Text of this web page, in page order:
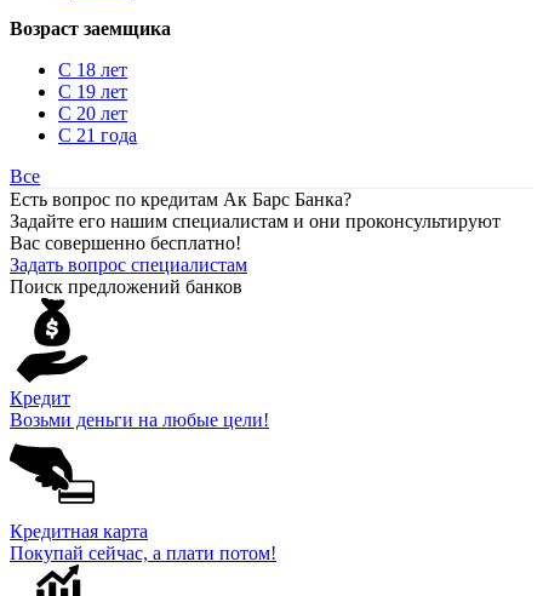
Возраст заемщика
С 18 лет
С 19 лет
С 20 лет
С 21 года
Все
Есть вопрос по кредитам Ак Барс Банка?
Задайте его нашим специалистам и они проконсультируют
Вас совершенно бесплатно!
Задать вопрос специалистам
Поиск предложений банков
Кредит
Возьми деньги на любые цели!
Кредитная карта
Покупай сейчас, а плати потом!